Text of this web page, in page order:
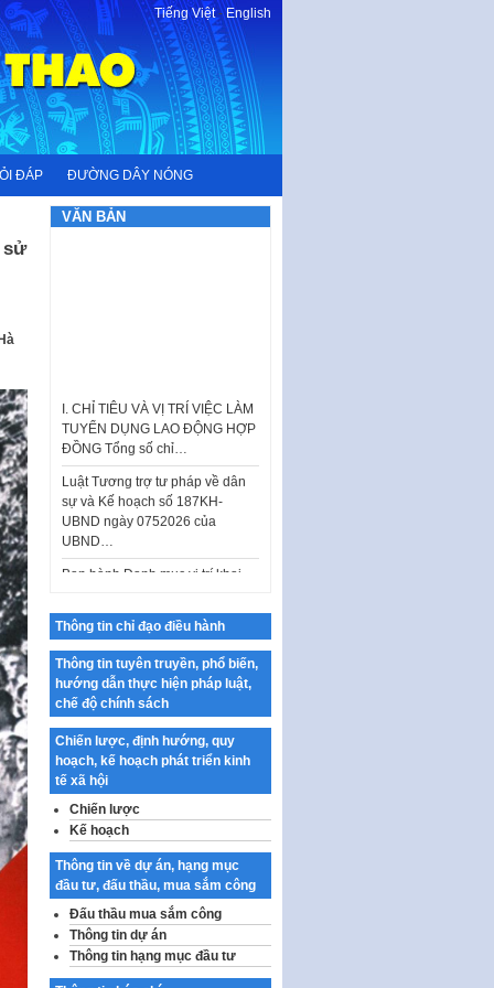
Tiếng Việt-English
ĐÁP ĐƯỜNG DÂY NÓNG
sử
VĂN BẢN
ĐỒNG Tổng số chỉ…
Luật Tương trợ tư pháp về dân
sự và Kế hoạch số 187KH-
UBND ngày 0752026 của
UBND…
Ban hành Danh mục vị trí khai
thành phố Hà Nội
chính luận về bảo vệ nền tảng tư
tưởng của Đảng…
Công bố công khai dự toán kinh
phí xây dựng pháp luật, hoàn
thiện thể chế, chính…
Quy định về nghiên cứu, ứng
dụng khoa học, công nghệ, đổi
mới sáng tạo và chuyển…
Quy định chi tiết và hướng dẫn
thi hành một số điều của Luật Lý
lịch tư…
Sửa đổi, bổ sung một số nội
dung tại Nghị quyết số 30/NQ-
CP ngày 24 tháng 02…
Ban hành Chương trình hành
Thông tin chỉ đạo điều hành
Thông tin tuyên truyền, phổ biến,
hướng dẫn thực hiện pháp luật,
chế độ chính sách
Chiến lược, định hướng, quy
hoạch, kế hoạch phát triển kinh
tế xã hội
Chiến lược
Kế hoạch
Thông tin về dự án, hạng mục
đầu tư, đấu thầu, mua sắm công
Đấu thầu mua sắm công
Thông tin dự án
Thông tin hạng mục đầu tư